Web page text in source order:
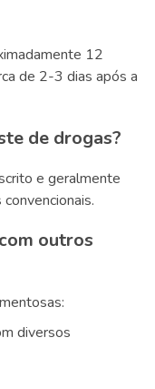
12
de 2-3 dias após a
de drogas?
e geralmente
outros
diversos